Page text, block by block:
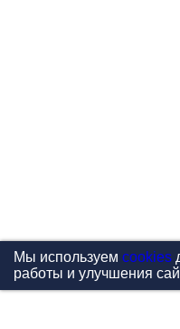
Мы используем cookies
работы и улучшения